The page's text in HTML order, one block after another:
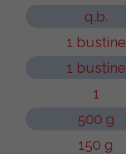
q.b.
1 bustine
1 bustine
1
500 g
150 g